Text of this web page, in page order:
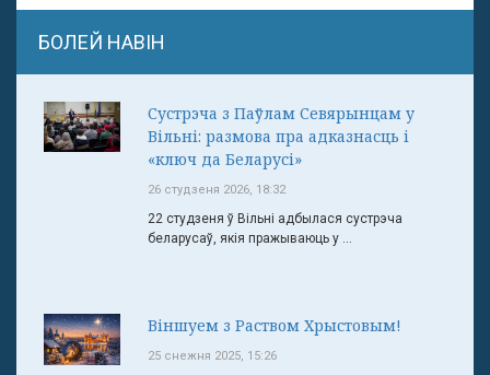
БОЛЕЙ НАВІН
Сустрэча з Паўлам Севярынцам у
Вільні: размова пра адказнасць і
«ключ да Беларусі»
26 студзеня 2026, 18:32
22 студзеня ў Вільні адбылася сустрэча
беларусаў, якія пражываюць у ...
Віншуем з Раством Хрыстовым!
25 снежня 2025, 15:26